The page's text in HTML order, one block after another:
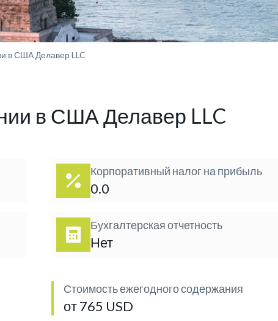
в США Делавер LLC
в США Делавер LLC
Корпоративный налог на прибыль
0.0
Бухгалтерская отчетность
Нет
Стоимость ежегодного содержания
от 765 USD